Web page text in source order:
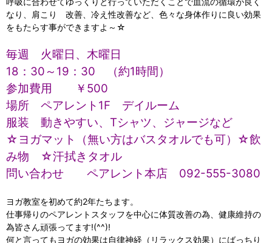
なり、肩こり 改善、冷え性改善など、色々な身体作りに良い効果
をもたらす事ができますよ～☆
毎週 火曜日、木曜日
18：30～19：30 （約1時間）
参加費用 ￥500
場所 ペアレント1F デイルーム
服装 動きやすい、Tシャツ、ジャージなど
☆ヨガマット（無い方はバスタオルでも可）☆飲
み物 ☆汗拭きタオル
問い合わせ ペアレント本店 092-555-3080
ヨガ教室を初めて約2年たちます。
仕事帰りのペアレントスタッフを中心に体質改善の為、健康維持の
為皆さん頑張ってます!(^^)!
何と言ってもヨガの効果は自律神経（リラックス効果）にばっちり